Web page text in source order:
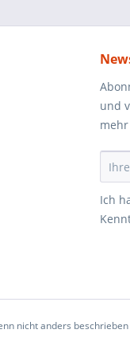
und
mehr
Ich
nicht anders beschrieben